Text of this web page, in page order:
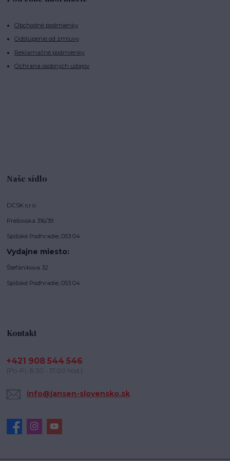
Obchodné podmienky
Odstúpenie od zmluvy
Reklamačné podmienky
Ochrana osobných údajov
Naše sídlo
DCSK s.r.o.
Prešovská 316/39
Spišské Podhradie, 053 04
Vydajne miesto:
Štefánikova 32
Spišské Podhradie, 053 04
Kontakt
+421 908 544 546
(Po-Pi, 8:30 - 17:00 hod.)
info@jansen-slovensko.sk